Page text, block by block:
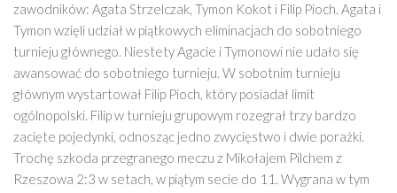
zawodników: Agata Strzelczak, Tymon Kokot i Filip Pioch. Agata i
Tymon wzięli udział w piątkowych eliminacjach do sobotniego
turnieju głównego. Niestety Agacie i Tymonowi nie udało się
awansować do sobotniego turnieju. W sobotnim turnieju
głównym wystartował Filip Pioch, który posiadał limit
ogólnopolski. Filip w turnieju grupowym rozegrał trzy bardzo
zacięte pojedynki, odnosząc jedno zwycięstwo i dwie porażki.
Trochę szkoda przegranego meczu z Mikołajem Pilchem z
Rzeszowa 2:3 w setach, w piątym secie do 11. Wygrana w tym